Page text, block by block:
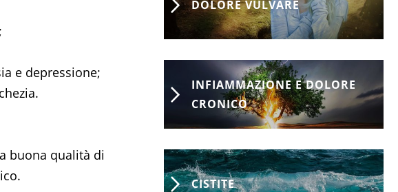
e depressione;
buona qualità di
DOLORE VULVARE
INFIAMMAZIONE E DOLORE
CRONICO
CISTITE